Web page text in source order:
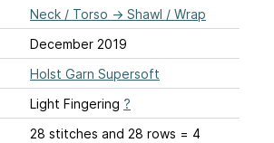
Neck / Torso → Shawl / Wrap
December 2019
Holst Garn Supersoft
Light Fingering ?
28 stitches and 28 rows = 4